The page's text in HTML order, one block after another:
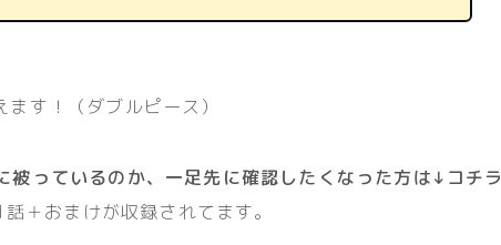
！（ダブルピース）
被っているのか、一足先に確認したくなった方は↓コチラ
＋おまけが収録されてます。